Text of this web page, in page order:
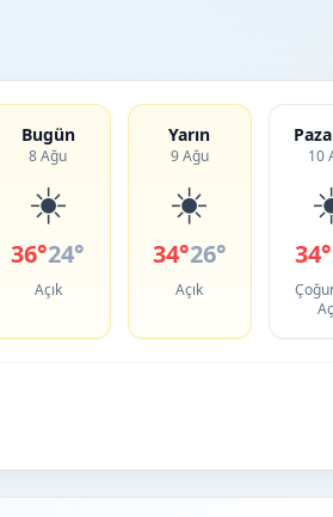
Bugün
8 Ağu
☀️
36°24°
Açık
Yarın
9 Ağu
☀️
34°26°
Açık
10
34°